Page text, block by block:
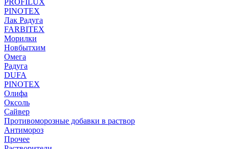
PROFILUX
PINOTEX
Лак Радуга
FARBITEX
Морилки
Новбытхим
Омега
Радуга
DUFA
PINOTEX
Олифа
Оксоль
Сайвер
Противоморозные добавки в раствор
Антимороз
Прочее